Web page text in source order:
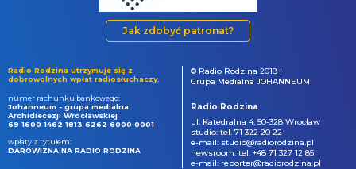
Jak zdobyć patronat?
Radio Rodzina utrzymuje się z
dobrowolnych wpłat radiosłuchaczy.
numer rachunku bankowego:
Johanneum - grupa medialna
Archidiecezji Wrocławskiej
69 1600 1462 1813 6262 6000 0001
wpłaty z tytułem:
DAROWIZNA NA RADIO RODZINA
© Radio Rodzina 2018 |
Grupa Medialna JOHANNEUM
Radio Rodzina
ul. Katedralna 4, 50-328 Wrocław
studio: tel. 71 322 20 22
e-mail: studio@radiorodzina.pl
newsroom: tel. +48 71 327 12 85
e-mail: reporter@radiorodzina.pl